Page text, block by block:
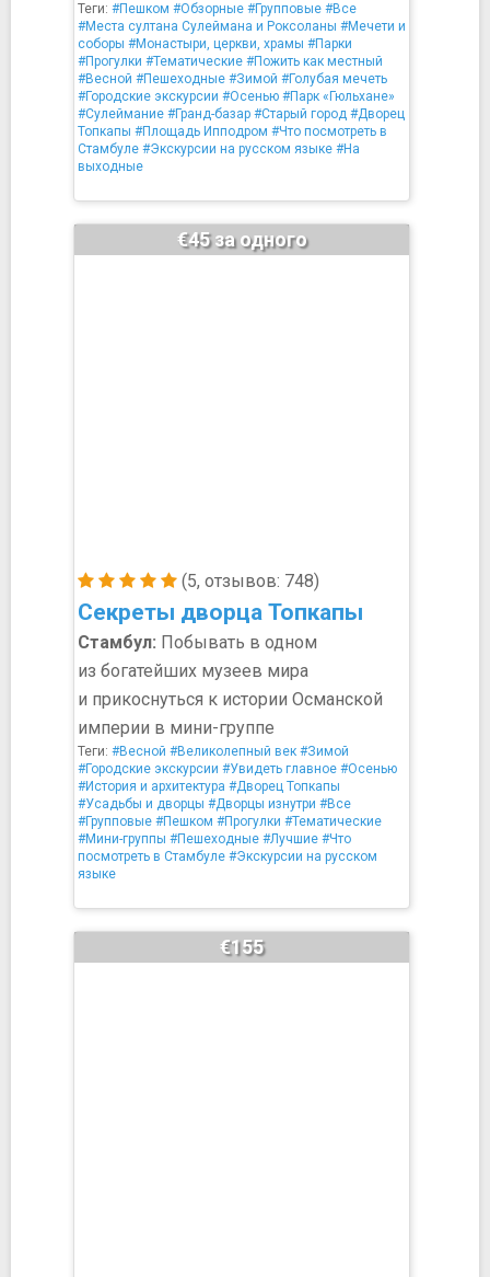
Теги: #Пешком #Обзорные #Групповые #Все
#Места султана Сулеймана и Роксоланы #Мечети и
соборы #Монастыри, церкви, храмы #Парки
#Прогулки #Тематические #Пожить как местный
#Весной #Пешеходные #Зимой #Голубая мечеть
#Городские экскурсии #Осенью #Парк «Гюльхане»
#Сулеймание #Гранд-базар #Старый город #Дворец
Топкапы #Площадь Ипподром #Что посмотреть в
Стамбуле #Экскурсии на русском языке #На
выходные
(5, отзывов: 748)
Секреты дворца Топкапы
€45 за одного
Стамбул: Побывать в одном
из богатейших музеев мира
и прикоснуться к истории Османской
империи в мини-группе
Теги: #Весной #Великолепный век #Зимой
#Городские экскурсии #Увидеть главное #Осенью
#История и архитектура #Дворец Топкапы
#Усадьбы и дворцы #Дворцы изнутри #Все
#Групповые #Пешком #Прогулки #Тематические
#Мини-группы #Пешеходные #Лучшие #Что
посмотреть в Стамбуле #Экскурсии на русском
языке
€155